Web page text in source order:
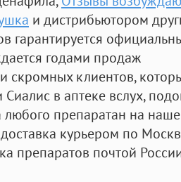
и дистрибьютором
гарантируется
годами продаж
скромных клиентов,
в аптеке вслух,
препаратан на
курьером по
препаратов почтой